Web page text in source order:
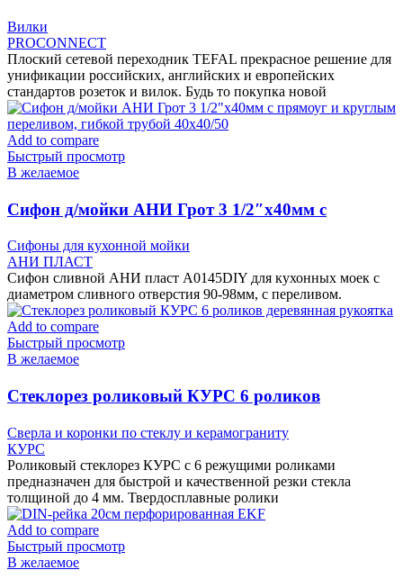
Вилки
PROCONNECT
Плоский сетевой переходник TEFAL прекрасное решение для
унификации российских, английских и европейских
стандартов розеток и вилок. Будь то покупка новой
Add to compare
Быстрый просмотр
В желаемое
Cифон д/мойки АНИ Грот 3 1/2″х40мм с
40х40/50
Сифоны для кухонной мойки
АНИ ПЛАСТ
Сифон сливной АНИ пласт A0145DIY для кухонных моек с
диаметром сливного отверстия 90-98мм, с переливом.
Add to compare
Быстрый просмотр
В желаемое
Cтеклорез роликовый КУРС 6 роликов
Сверла и коронки по стеклу и керамограниту
КУРС
Роликовый стеклорез КУРС с 6 режущими роликами
предназначен для быстрой и качественной резки стекла
толщиной до 4 мм. Твердосплавные ролики
Add to compare
Быстрый просмотр
В желаемое